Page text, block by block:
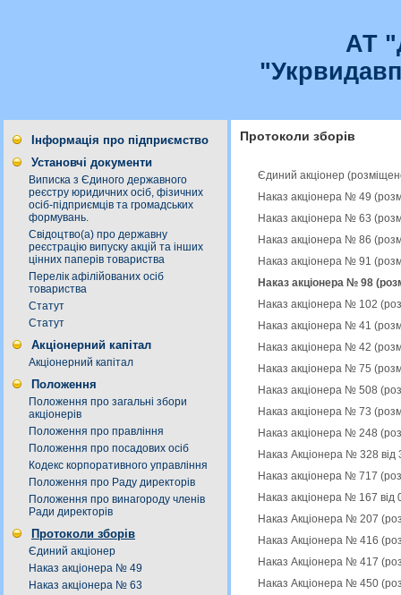
АТ
Інформація про підприємство
Установчі документи
Виписка з Єдиного державного
реєстру юридичних осіб, фізичних
осіб-підприємців та громадських
формувань.
Свідоцтво(а) про державну
реєстрацію випуску акцій та інших
цінних паперів товариства
Перелік афілійованих осіб
товариства
Статут
Статут
Акціонерний капітал
Акціонерний капітал
Положення
Положення про загальні збори
акціонерів
Положення про правління
Положення про посадових осіб
Кодекс корпоративного управління
Положення про Раду директорів
Положення про винагороду членів
Ради директорів
Протоколи зборів
Єдиний акціонер
Наказ акціонера № 49
Наказ акціонера № 63
Протоколи зборів
Єдиний акціонер
Наказ акціонера № 49
Наказ акціонера № 63
Наказ акціонера № 86
Наказ акціонера № 91
Наказ акціонера № 98
Наказ акціонера № 102
Наказ акціонера № 41
Наказ акціонера № 42
Наказ акціонера № 75
Наказ акціонера № 508
Наказ акціонера № 73
Наказ акціонера № 248
Наказ Акціонера № 328
Наказ акціонера № 717
Наказ акціонера № 167
Наказ Акціонера № 207
Наказ Акціонера № 416
Наказ Акціонера № 417
Наказ Акціонера № 450